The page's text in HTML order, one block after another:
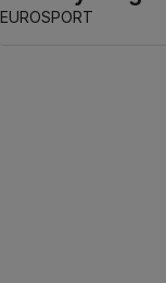
EUROSPORT